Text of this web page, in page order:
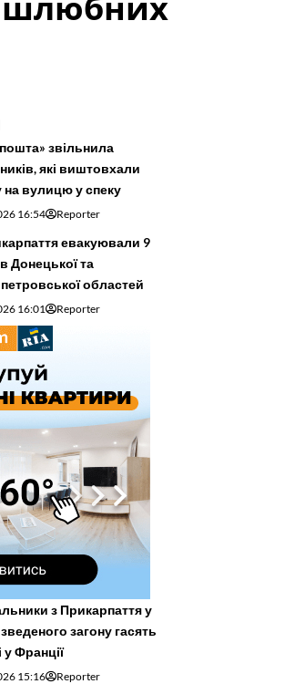
звільнила
які виштовхали
на вулицю у спеку
16:54 Reporter
евакуювали 9
Донецької та
областей
16:01 Reporter
з Прикарпаття у
загону гасять
у Франції
15:16 Reporter